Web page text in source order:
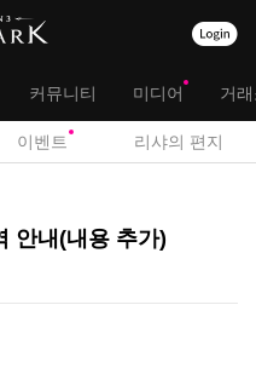
커뮤니티 미디어 거
이벤트 리샤의 편지
안내(내용 추가)